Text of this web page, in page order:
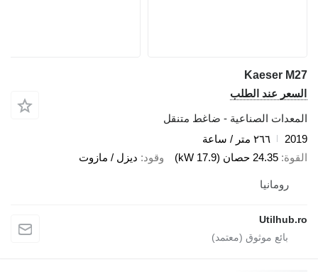
Kaeser M27
السعر عند الطلب
المعدات الصناعية - ضاغط متنقل
2019
٢٦٦ متر / ساعة
القوة 24.35 حصان (17.9 kW) وقود ديزل / مازوت
رومانيا
Utilhub.ro